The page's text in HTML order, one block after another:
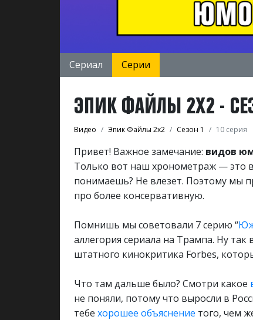
Сериал Серии
ЭПИК ФАЙЛЫ 2Х2 -
Видео Эпик Файлы 2х2 Сезон 1 10 серия
Привет! Важное замечание: видов
Только вот наш хронометраж — это
понимаешь? Не влезет. Поэтому мы
про более консервативную.
Помнишь мы советовали 7 серию “
аллегория сериала на Трампа. Ну
штатного кинокритика Forbes,
Что там дальше было? Смотри какое
не поняли, потому что выросли в
тебе хорошее объяснение того, чем